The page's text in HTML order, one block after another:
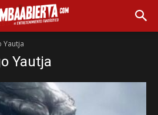
Yautja
Yautja